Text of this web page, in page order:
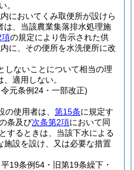
。
においてくみ取便所が設けら
は、当該農業集落排水処理施
項の規定により告示された供
に、その便所を水洗便所に改
しないことについて相当の理
適用しない。
元条例24・一部改正)
の使用者は、 第15条に規定す
条及び次条第2項において同
するときは、当該下水による
施設を設け、又は必要な措置
19条例54・旧第19条繰下・